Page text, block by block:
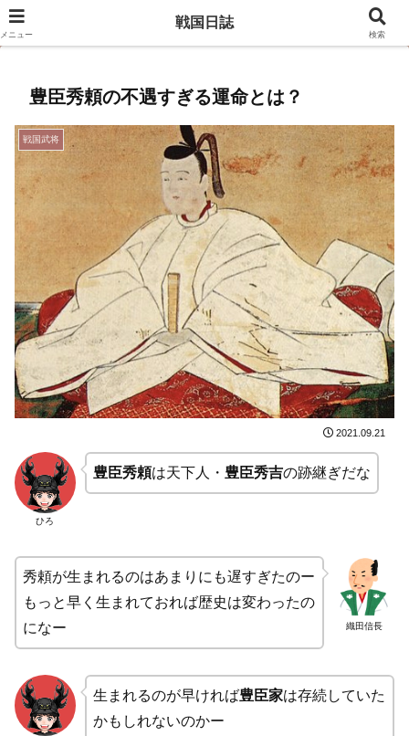
豊臣兄弟のキャスト相関図はこちら
豊臣秀頼の不遇すぎる運命とは？
戦国武将
2021.09.21
ひろ
豊臣秀頼は天下人・ 豊臣秀吉の跡継ぎだな
織田信長
秀頼が生まれるのはあまりにも遅すぎたのー
もっと早く生まれておれば歴史は変わったの
になー
生まれるのが早ければ豊臣家は存続していた
かもしれないのかー
メニュー
戦国日誌
検索